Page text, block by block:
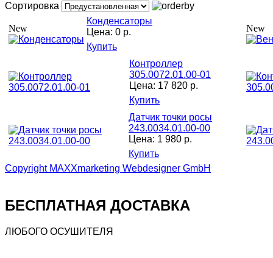
Сортировка
New
Конденсаторы
Цена: 0 р.
Купить
New
Контроллер
305.0072.01.00-01
Цена: 17 820 р.
Купить
Датчик точки росы
243.0034.01.00-00
Цена: 1 980 р.
Купить
Copyright MAXXmarketing Webdesigner GmbH
БЕСПЛАТНАЯ ДОСТАВКА
ЛЮБОГО ОСУШИТЕЛЯ